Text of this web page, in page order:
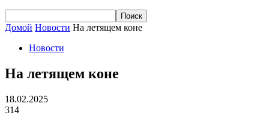
Домой Новости На летящем коне
Новости
На летящем коне
18.02.2025
314